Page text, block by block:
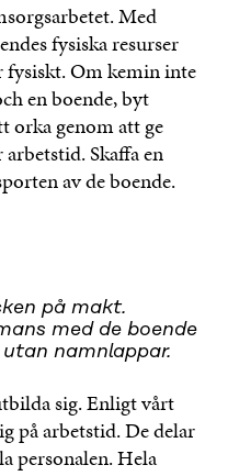
Med
fysiska resurser
fysiskt. Om kemin inte
en boende, byt
orka genom att ge
Skaffa en
av de boende.
på makt.
med de boende
namnlappar.
sig. Enligt vårt
på arbetstid. De delar
personalen. Hela